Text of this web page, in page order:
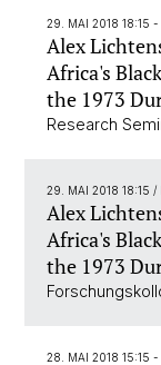
29. MAI 2018 18:15 -
Alex
Africa's
the 1973
Research
29. MAI 2018 18:15 /
Alex
Africa's
the 1973
28. MAI 2018 15:15 -